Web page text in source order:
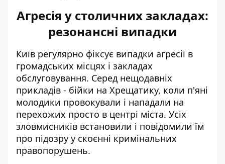
Агресія у столичних закладах:
резонансні випадки
Київ регулярно фіксує випадки агресії в
громадських місцях і закладах
обслуговування. Серед нещодавніх
прикладів - бійки на Хрещатику, коли п'яні
молодики провокували і нападали на
перехожих просто в центрі міста. Усіх
зловмисників встановили і повідомили їм
про підозру у скоєнні кримінальних
правопорушень.